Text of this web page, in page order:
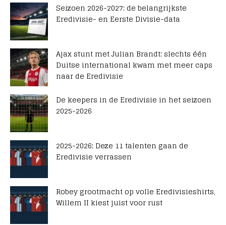
Seizoen 2026-2027: de belangrijkste
Eredivisie- en Eerste Divisie-data
Ajax stunt met Julian Brandt: slechts één
Duitse international kwam met meer caps
naar de Eredivisie
De keepers in de Eredivisie in het seizoen
2025-2026
2025-2026: Deze 11 talenten gaan de
Eredivisie verrassen
Robey grootmacht op volle Eredivisieshirts,
Willem II kiest juist voor rust